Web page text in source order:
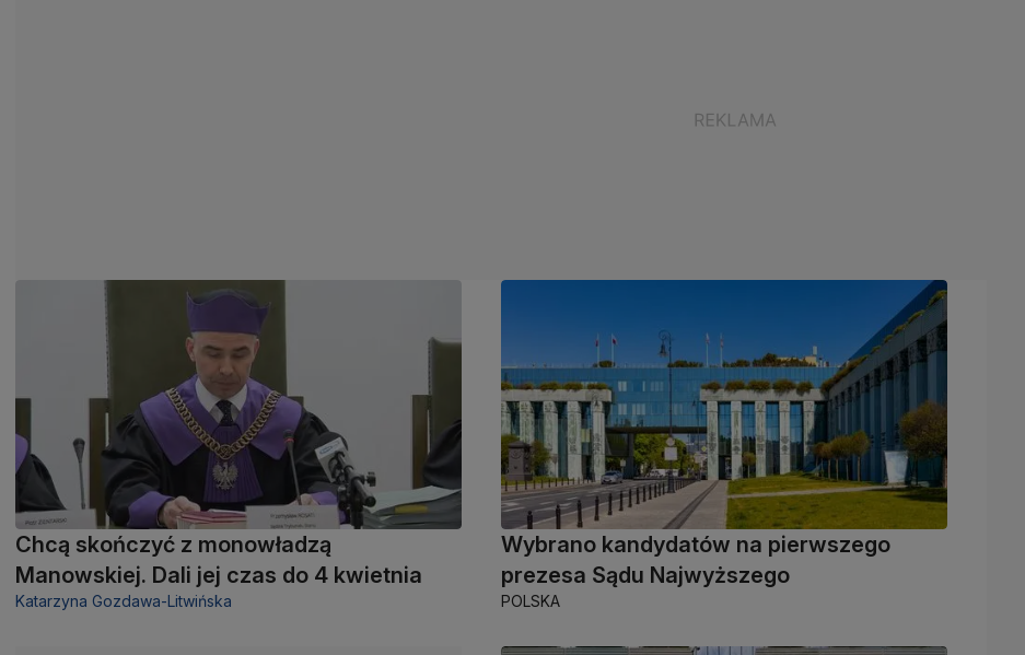
Chcą skończyć z monowładzą
Manowskiej. Dali jej czas do 4 kwietnia
Katarzyna Gozdawa-Litwińska
Wybrano kandydatów na pierwszego
prezesa Sądu Najwyższego
POLSKA